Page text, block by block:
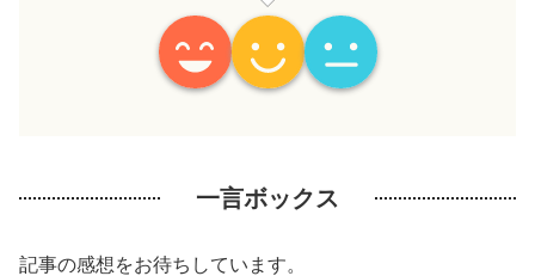
一言ボックス
記事の感想をお待ちしています。